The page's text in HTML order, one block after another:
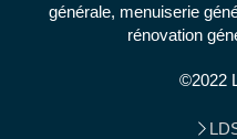
générale, menuiserie
rénovation
©2022